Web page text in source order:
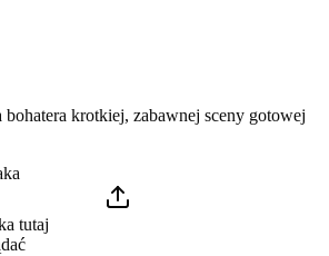
krotkiej, zabawnej sceny gotowej
tutaj